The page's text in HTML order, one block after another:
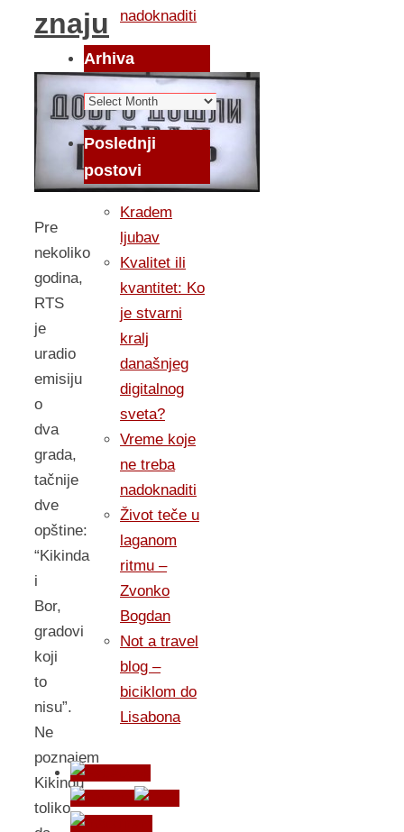
znaju
Pre
nekoliko
godina,
RTS
je
uradio
emisiju
o
dva
grada,
tačnije
dve
opštine:
“Kikinda
i
Bor,
gradovi
koji
to
nisu”.
Ne
poznajem
Kikindu
toliko
nadoknaditi
Arhiva
Arhiva
Poslednji
postovi
Kradem
ljubav
Kvalitet ili
kvantitet: Ko
je stvarni
kralj
današnjeg
digitalnog
sveta?
Vreme koje
ne treba
nadoknaditi
Život teče u
laganom
ritmu –
Zvonko
Bogdan
Not a travel
blog –
biciklom do
Lisabona